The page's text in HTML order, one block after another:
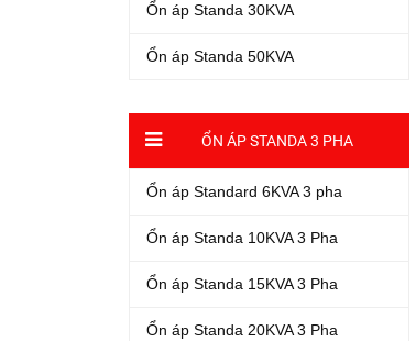
Ổn áp Standa 30KVA
Ổn áp Standa 50KVA
ỔN ÁP STANDA 3 PHA
Ổn áp Standard 6KVA 3 pha
Ổn áp Standa 10KVA 3 Pha
Ổn áp Standa 15KVA 3 Pha
Ổn áp Standa 20KVA 3 Pha